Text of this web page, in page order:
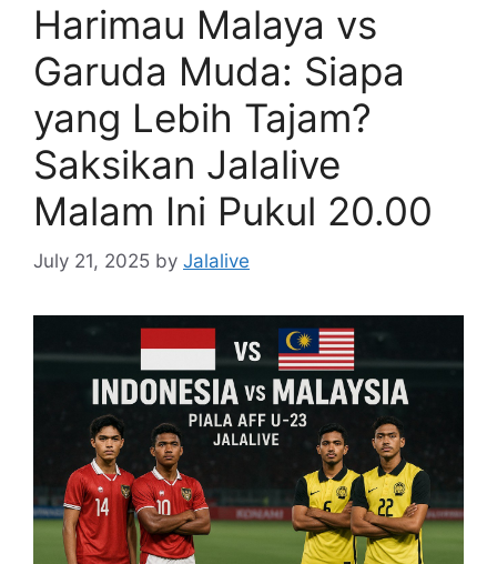
Harimau Malaya vs
Garuda Muda: Siapa
yang Lebih Tajam?
Saksikan Jalalive
Malam Ini Pukul 20.00
July 21, 2025 by Jalalive